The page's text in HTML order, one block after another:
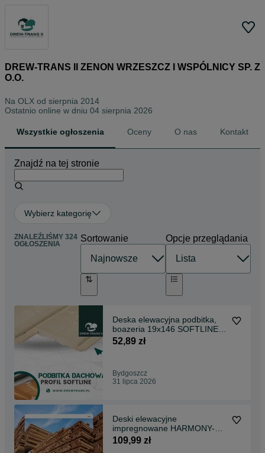
DREW-TRANS II ZENON WRZESZCZ I WSPÓLNICY SP. Z
O.O.
Na OLX od sierpnia 2014
Ostatnio online w dniu 04 sierpnia 2026
Wszystkie ogłoszenia Oceny O nas Kontakt
Znajdź na tej stronie
Wybierz kategorię
ZNALEŹLIŚMY 324
OGŁOSZENIA
Sortowanie Opcje przeglądania
Deska elewacyjna podbitka,
boazeria 19x146 SOFTLINE
elewacje drewniane
52,89 zł
Bydgoszcz
31 lipca 2026
Deski elewacyjne
impregnowane HARMONY-
długość 4 m, montaż
pion/poziom
109,99 zł